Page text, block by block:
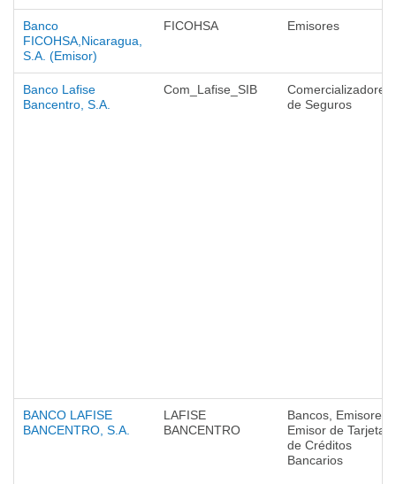
Banco
FICOHSA,Nicaragua,
S.A. (Emisor)
FICOHSA Emisores
Banco Lafise
Bancentro, S.A.
Com_Lafise_SIB
Comercializadores
de Seguros
BANCO LAFISE
BANCENTRO, S.A.
LAFISE
BANCENTRO
Bancos, Emisores,
Emisor de Tarjetas
de Créditos
Bancarios